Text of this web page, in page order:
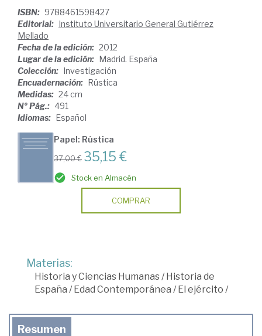
ISBN: 9788461598427
Editorial: Instituto Universitario General Gutiérrez
Mellado
Fecha de la edición: 2012
Lugar de la edición: Madrid. España
Colección: Investigación
Encuadernación: Rústica
Medidas: 24 cm
Nº Pág.: 491
Idiomas: Español
Papel: Rústica
37,00 € 35,15 €
Stock en Almacén
COMPRAR
Materias:
Historia y Ciencias Humanas/Historia de
España /Edad Contemporánea /El ejército /
Resumen